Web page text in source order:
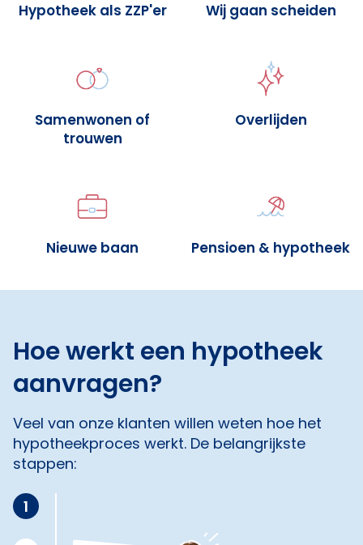
Hypotheek als ZZP'er Wij gaan scheiden
Samenwonen of
trouwen
Overlijden
Nieuwe baan Pensioen & hypotheek
Hoe werkt een hypotheek
aanvragen?
Veel van onze klanten willen weten hoe het
hypotheekproces werkt. De belangrijkste
stappen:
1